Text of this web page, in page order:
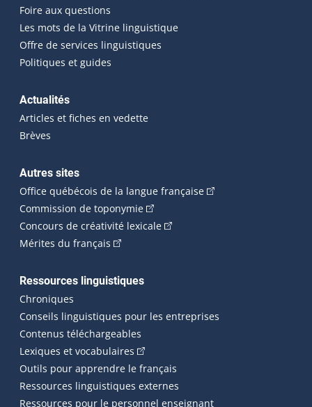
Foire aux questions
Les mots de la Vitrine linguistique
Offre de services linguistiques
Politiques et guides
Actualités
Articles et fiches en vedette
Brèves
Autres sites
Office québécois de la langue française(Cet hyperlien
Commission de toponymie(Cet hyperlien externe s'ouvrira
Concours de créativité lexicale(Cet hyperlien externe
Mérites du français (Cet hyperlien externe s'ouvrira dans une
Ressources linguistiques
Chroniques
Conseils linguistiques pour les entreprises
Contenus téléchargeables
Lexiques et vocabulaires (Cet hyperlien externe s'ouvrira
Outils pour apprendre le français
Ressources linguistiques externes
Ressources pour le personnel enseignant